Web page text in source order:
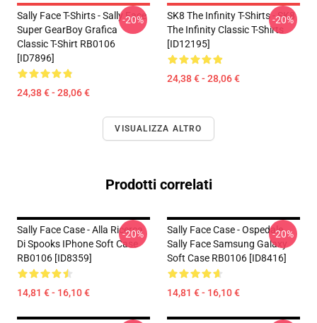
Sally Face T-Shirts - Sally Face
Super GearBoy Grafica
Classic T-Shirt RB0106
[ID7896]
24,38 € - 28,06 €
-20%
SK8 The Infinity T-Shirts - SK8
The Infinity Classic T-Shirts
[ID12195]
24,38 € - 28,06 €
-20%
VISUALIZZA ALTRO
Prodotti correlati
Sally Face Case - Alla Ricerca
Di Spooks IPhone Soft Case
RB0106 [ID8359]
14,81 € - 16,10 €
-20%
Sally Face Case - Ospedale
Sally Face Samsung Galaxy
Soft Case RB0106 [ID8416]
14,81 € - 16,10 €
-20%